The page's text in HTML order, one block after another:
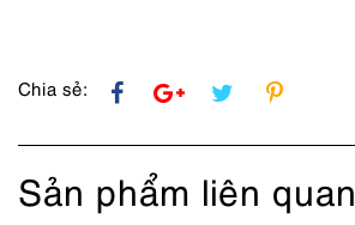
Chia sẻ:
Sản phẩm liên quan